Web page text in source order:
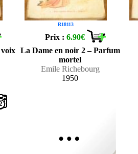
R18113
Prix :6.90€
La Dame en noir 2 – Parfum
mortel
Emile Richebourg
1950